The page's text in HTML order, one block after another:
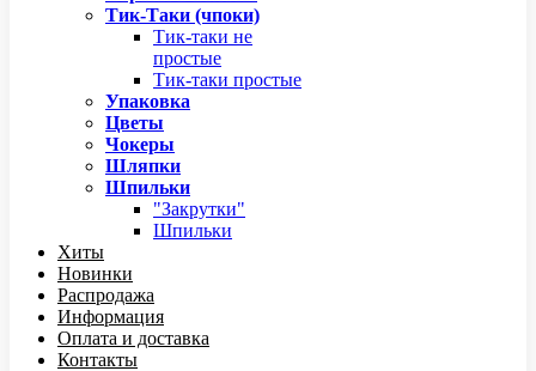
Тик-Таки (чпоки)
Тик-таки не
простые
Тик-таки простые
Упаковка
Цветы
Чокеры
Шляпки
Шпильки
"Закрутки"
Шпильки
Хиты
Новинки
Распродажа
Информация
Оплата и доставка
Контакты